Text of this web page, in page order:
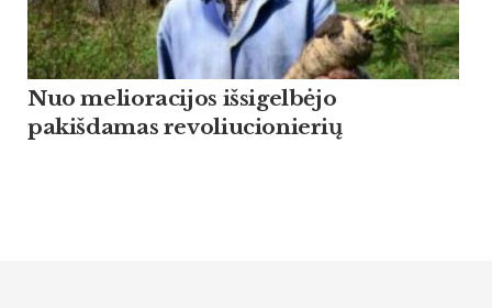
Nuo melioracijos išsigelbėjo
pakišdamas revoliucionierių